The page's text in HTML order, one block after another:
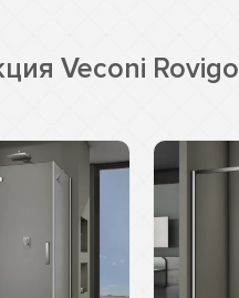
Veconi Rovigo